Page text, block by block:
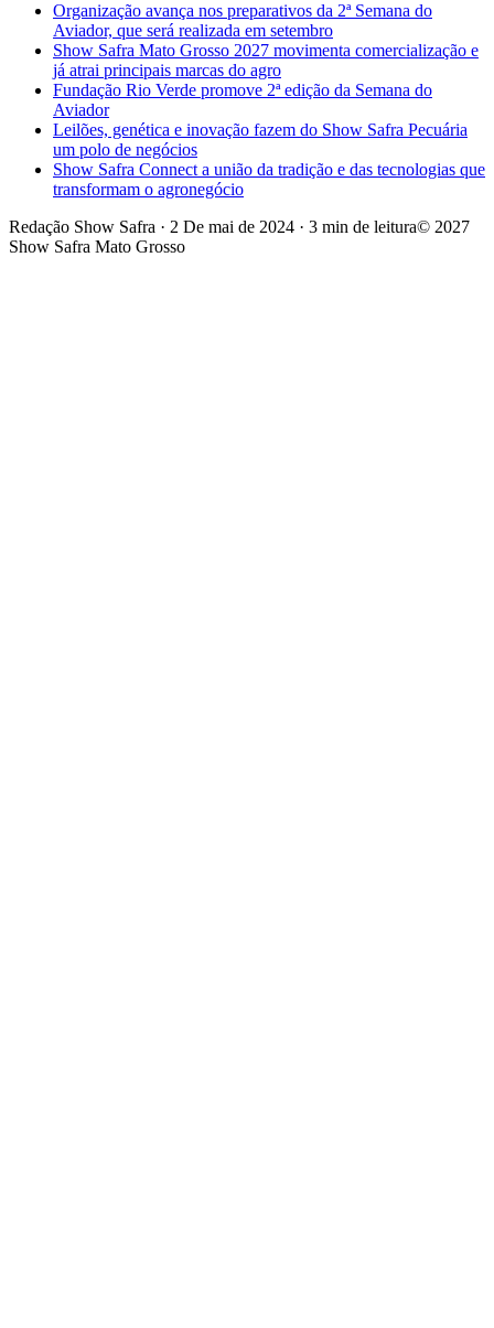
Organização avança nos preparativos da 2ª Semana do
Aviador, que será realizada em setembro
Show Safra Mato Grosso 2027 movimenta comercialização e
já atrai principais marcas do agro
Fundação Rio Verde promove 2ª edição da Semana do
Aviador
Leilões, genética e inovação fazem do Show Safra Pecuária
um polo de negócios
Show Safra Connect a união da tradição e das tecnologias que
transformam o agronegócio
Redação Show Safra · 2 De mai de 2024 · 3 min de leitura© 2027
Show Safra Mato Grosso